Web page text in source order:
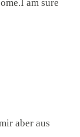
am sure
aber aus